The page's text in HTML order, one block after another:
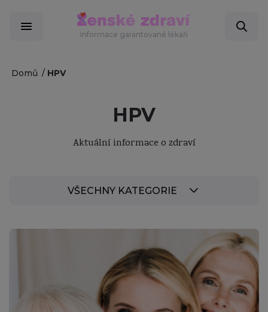
Informace garantované lékaři
Domů HPV
HPV
Aktuální informace o zdraví
VŠECHNY KATEGORIE